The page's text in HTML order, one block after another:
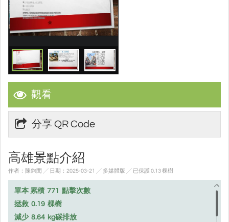
觀看
分享 QR Code
高雄景點介紹
作者：陳鈞閔 ╱ 日期：2025-03-21 ╱ 多媒體版 ╱ 已保護 0.13 棵樹
單本 累積 771
點擊次數
拯救 0.19 棵樹
減少 8.64 kg碳排放